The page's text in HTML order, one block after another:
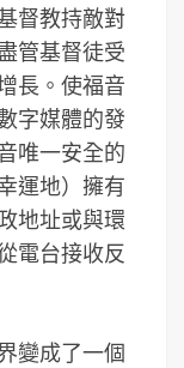
督教持敵對
管基督徒受
長。使福音
字媒體的發
唯一安全的
運地）擁有
地址或與環
電台接收反
變成了一個